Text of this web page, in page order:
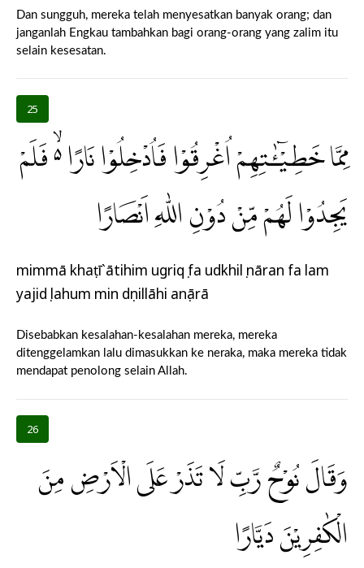
Dan sungguh, mereka telah menyesatkan banyak orang; dan
janganlah Engkau tambahkan bagi orang-orang yang zalim itu
selain kesesatan.
25
مِمَّا خَطِيْۤـٰٔتِهِمْ اُغْرِقُوْا فَاُدْخِلُوْا نَارًا ەۙ فَلَمْ
يَجِدُوْا لَهُمْ مِّنْ دُوْنِ اللّٰهِ اَنْصَارًا
mimmā khaṭī`ātihim ugriqụ fa udkhilụ nāran fa lam
yajidụ lahum min dụnillāhi anṣārā
Disebabkan kesalahan-kesalahan mereka, mereka
ditenggelamkan lalu dimasukkan ke neraka, maka mereka tidak
mendapat penolong selain Allah.
26
وَقَالَ نُوْحٌ رَّبِّ لَا تَذَرْ عَلَى الْاَرْضِ مِنَ
الْكٰفِرِيْنَ دَيَّارًا